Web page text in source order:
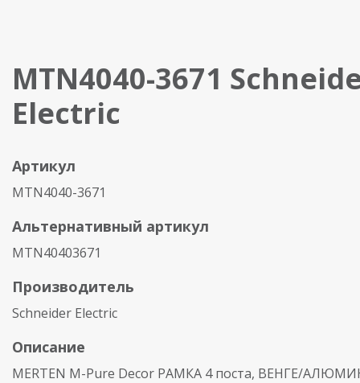
MTN4040-3671
Electric
Артикул
MTN4040-3671
Альтернативный артикул
MTN40403671
Производитель
Schneider Electric
Описание
MERTEN M-Pure Decor РАМКА 4 поста, ВЕНГЕ/